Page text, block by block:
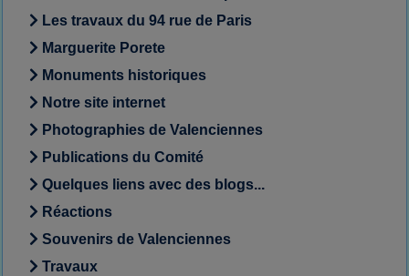
Les travaux du 94 rue de Paris
Marguerite Porete
Monuments historiques
Notre site internet
Photographies de Valenciennes
Publications du Comité
Quelques liens avec des blogs...
Réactions
Souvenirs de Valenciennes
Travaux